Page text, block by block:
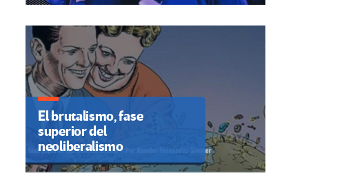
El brutalismo, fase
superior del
neoliberalismo